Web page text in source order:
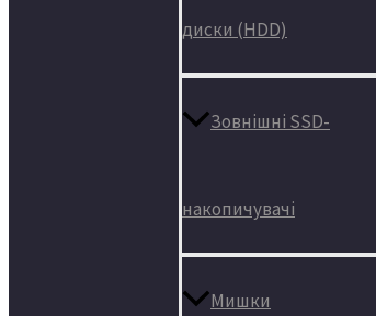
диски (HDD)
Зовнішні SSD-
накопичувачі
Мишки